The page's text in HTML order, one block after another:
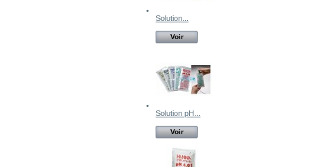
Solution...
Voir
Solution pH...
Voir